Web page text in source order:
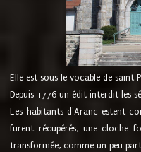
Elle est sous le vocable de saint
Depuis 1776 un édit interdit les
Les habitants d'Aranc estent
furent récupérés, une cloche
transformée, comme un peu